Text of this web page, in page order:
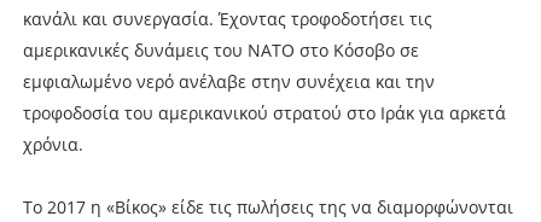
κανάλι και συνεργασία. Έχοντας τροφοδοτήσει τις
αμερικανικές δυνάμεις του ΝΑΤΟ στο Κόσοβο σε
εμφιαλωμένο νερό ανέλαβε στην συνέχεια και την
τροφοδοσία του αμερικανικού στρατού στο Ιράκ για αρκετά
χρόνια.
Το 2017 η «Βίκος» είδε τις πωλήσεις της να διαμορφώνονται